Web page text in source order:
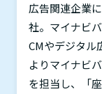
広告関連企業に
社。マイナビ
CMやデジタル
よりマイナビ
を担当し、「